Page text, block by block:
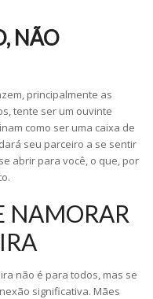
NÃO
principalmente as
tente ser um ouvinte
como ser uma caixa de
seu parceiro a se sentir
abrir para você, o que, por
NAMORAR
não é para todos, mas se
significativa. Mães